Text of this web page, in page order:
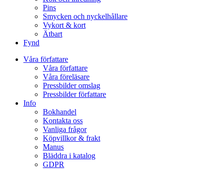
Pins
Smycken och nyckelhållare
Vykort & kort
Ätbart
Fynd
Våra författare
Våra författare
Våra föreläsare
Pressbilder omslag
Pressbilder författare
Info
Bokhandel
Kontakta oss
Vanliga frågor
Köpvillkor & frakt
Manus
Bläddra i katalog
GDPR